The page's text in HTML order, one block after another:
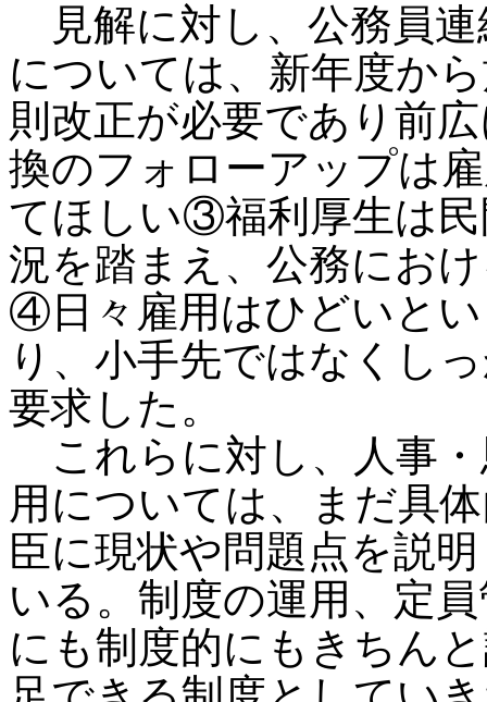
見解に対し、公務員
については、新年度か
則改正が必要であり前
換のフォローアップは
てほしい③福利厚生は
況を踏まえ、公務にお
④日々雇用はひどいと
り、小手先ではなくし
要求した。
これらに対し、人事
用については、まだ具
臣に現状や問題点を説
いる。制度の運用、定
にも制度的にもきちん